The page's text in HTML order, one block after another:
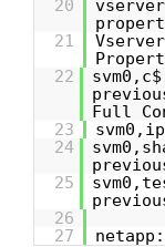
20
21
22
Full
23
24
25
26
27